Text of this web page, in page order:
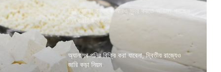
ভাই বোনের বন্ধনকে আরও সুন্দর করতে অভিনব পদক্ষেপ
নিল ৩৪টি ডাকঘর
অ্যানালগ পনির বিক্রি করা যাবেনা, দ্বিতীয় রাজ্যেও
জারি কড়া নিয়ম